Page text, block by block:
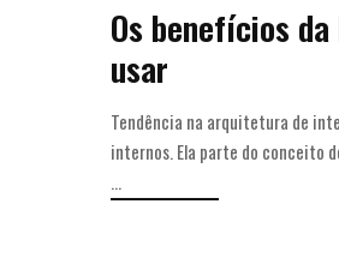
Os benefícios
usar
Tendência na arquitetura de
internos. Ela parte do conceito
...